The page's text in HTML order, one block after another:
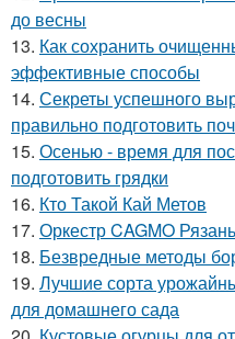
до весны
13. Как сохранить
эффективные способы
14. Секреты успешного
правильно подготовить
15. Осенью - время для
подготовить грядки
16. Кто Такой Кай Метов
17. Оркестр CAGMO
18. Безвредные методы
19. Лучшие сорта
для домашнего сада